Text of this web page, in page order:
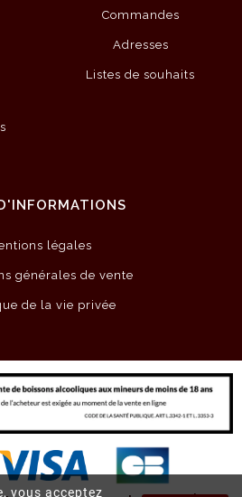
vous acceptez
Commandes
Adresses
Listes de souhaits
légales
générales de vente
de la vie privée